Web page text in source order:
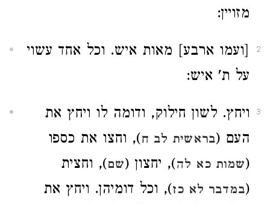
מזויין:
2
[ועמו ארבע] מאות איש. וכל אחד עשוי
על ת' איש:
3
ויחץ. לשון חילוק, ודומה לו ויחץ את
העם (בראשית לב ח), וחצו את כספו
(שמות כא לה), יחצון (שם), וחצית
(במדבר לא כז), וכל דומיהן. ויחץ את